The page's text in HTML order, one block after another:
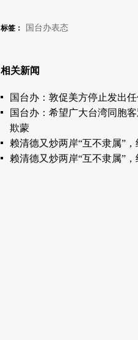
标签：
国台办表态
相关新闻
国台办：敦促美方停止发出
国台办：希望广大台湾同胞
欺蒙
赖清德又炒两岸“互不隶属”
赖清德又炒两岸“互不隶属”